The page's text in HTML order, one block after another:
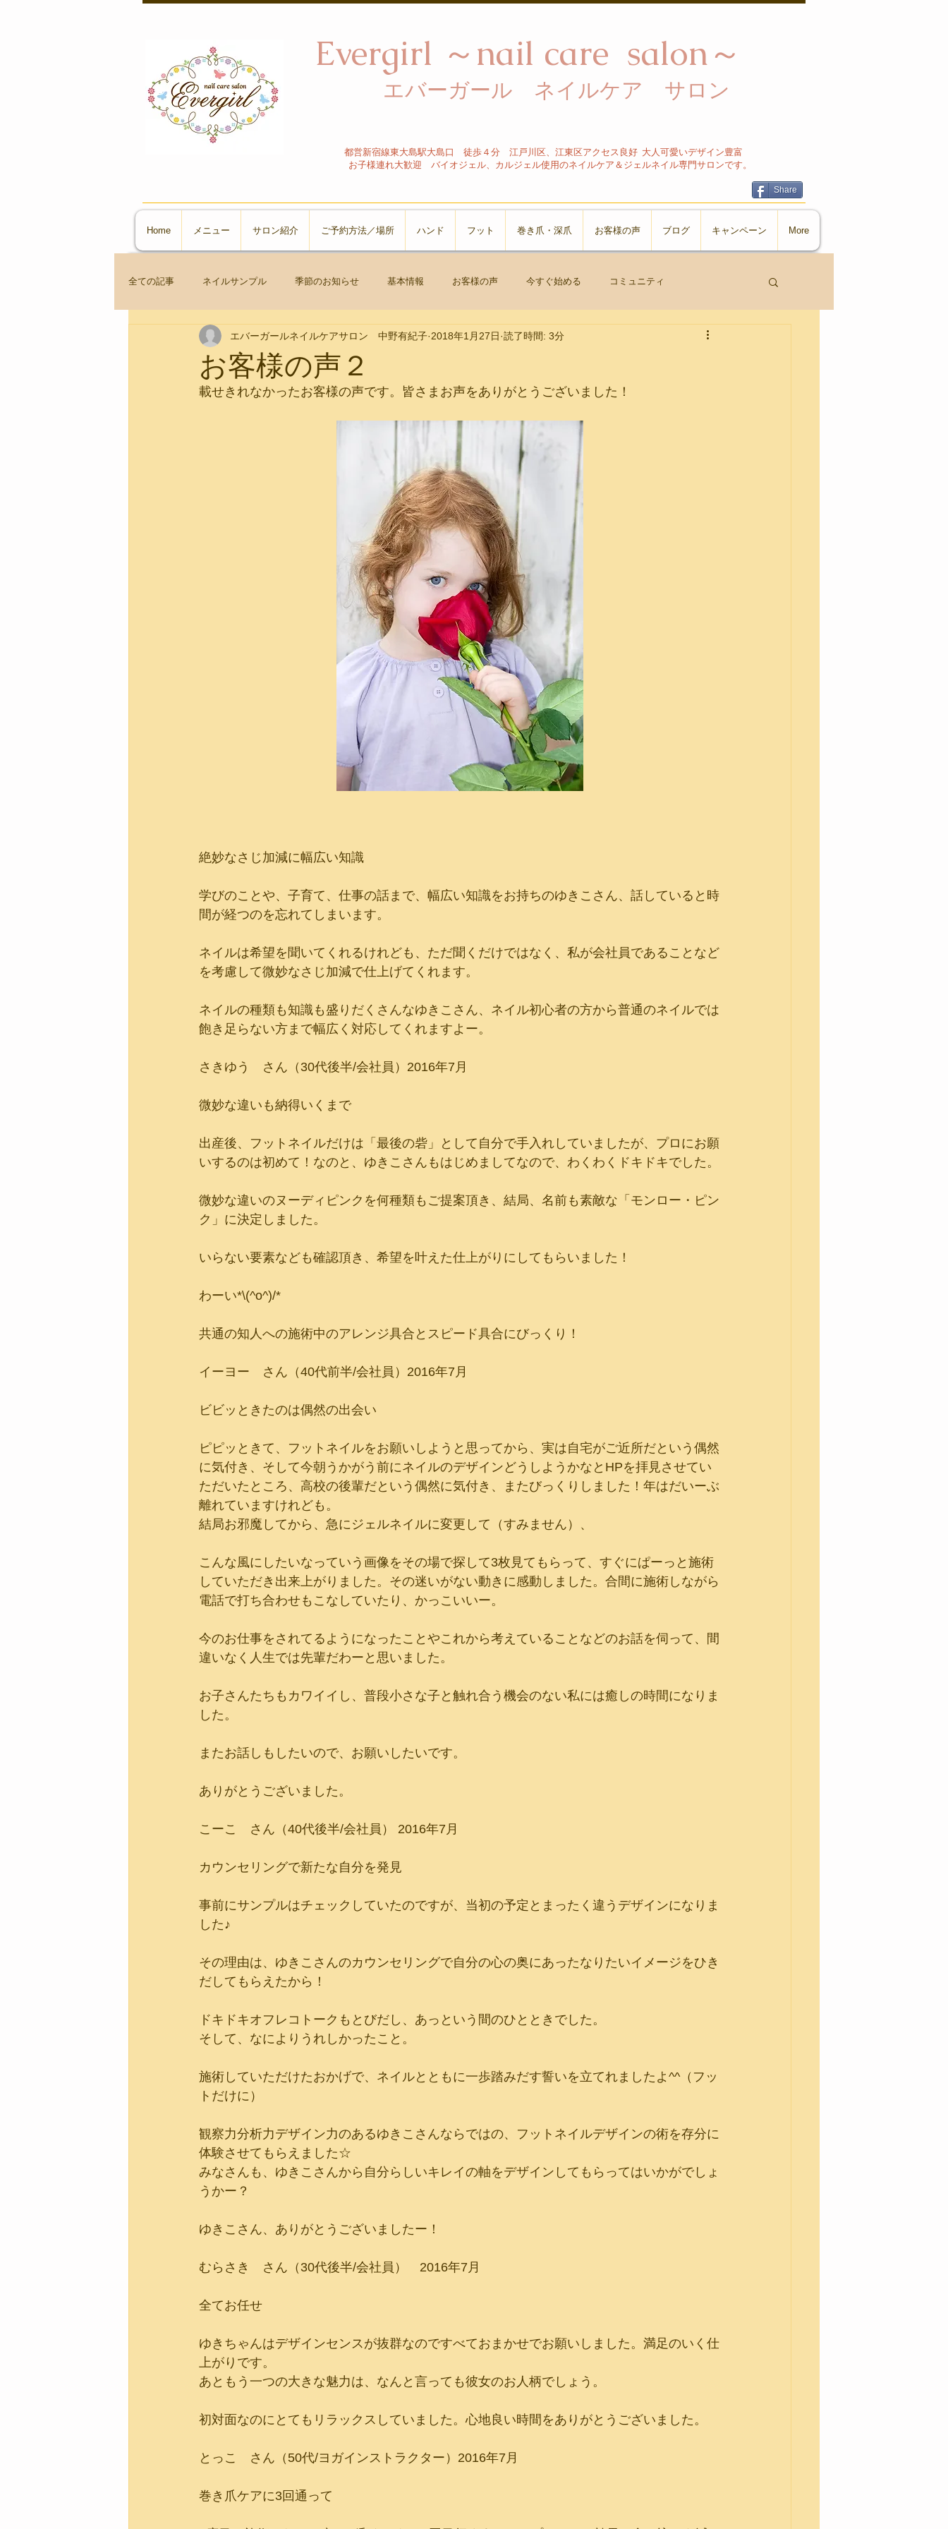
Evergirl ～nail care salon～
エバーガール ネイルケア サロン​
都営新宿線東大島駅大島口 徒歩４分 江戸川区、江東区アクセス良好 大人可愛いデザイン豊富
お子様連れ大歓迎 バイオジェル、カルジェル使用のネイルケア＆ジェルネイル専門サロンです。
Share
Home メニュー サロン紹介 ご予約方法／場所 ハンド フット 巻き爪・深爪 お客様の声 ブログ キャンペーン More
全ての記事 ネイルサンプル 季節のお知らせ 基本情報 お客様の声 今すぐ始める コミュニティ
ブログ作成のヒント
お客様の声２
エバーガールネイルケアサロン 中野有紀子 2018年1月27日 読了時間: 3分
載せきれなかったお客様の声です。皆さまお声をありがとうございました！
絶妙なさじ加減に幅広い知識
学びのことや、子育て、仕事の話まで、幅広い知識をお持ちのゆきこさん、話していると時
間が経つのを忘れてしまいます。
ネイルは希望を聞いてくれるけれども、ただ聞くだけではなく、私が会社員であることなど
を考慮して微妙なさじ加減で仕上げてくれます。
ネイルの種類も知識も盛りだくさんなゆきこさん、ネイル初心者の方から普通のネイルでは
飽き足らない方まで幅広く対応してくれますよー。
さきゆう　さん（30代後半/会社員）2016年7月
微妙な違いも納得いくまで
出産後、フットネイルだけは「最後の砦」として自分で手入れしていましたが、プロにお願
いするのは初めて！なのと、ゆきこさんもはじめましてなので、わくわくドキドキでした。
微妙な違いのヌーディピンクを何種類もご提案頂き、結局、名前も素敵な「モンロー・ピン
ク」に決定しました。
いらない要素なども確認頂き、希望を叶えた仕上がりにしてもらいました！
わーい*\(^o^)/*
共通の知人への施術中のアレンジ具合とスピード具合にびっくり！
イーヨー　さん（40代前半/会社員）2016年7月
ビビッときたのは偶然の出会い
ピピッときて、フットネイルをお願いしようと思ってから、実は自宅がご近所だという偶然
に気付き、そして今朝うかがう前にネイルのデザインどうしようかなとHPを拝見させてい
ただいたところ、高校の後輩だという偶然に気付き、またびっくりしました！年はだいーぶ
離れていますけれども。
結局お邪魔してから、急にジェルネイルに変更して（すみません）、
こんな風にしたいなっていう画像をその場で探して3枚見てもらって、すぐにぱーっと施術
していただき出来上がりました。その迷いがない動きに感動しました。合間に施術しながら
電話で打ち合わせもこなしていたり、かっこいいー。
今のお仕事をされてるようになったことやこれから考えていることなどのお話を伺って、間
違いなく人生では先輩だわーと思いました。
お子さんたちもカワイイし、普段小さな子と触れ合う機会のない私には癒しの時間になりま
した。
またお話しもしたいので、お願いしたいです。
ありがとうございました。
こーこ　さん（40代後半/会社員） 2016年7月
カウンセリングで新たな自分を発見
事前にサンプルはチェックしていたのですが、当初の予定とまったく違うデザインになりま
した♪
その理由は、ゆきこさんのカウンセリングで自分の心の奥にあったなりたいイメージをひき
だしてもらえたから！
ドキドキオフレコトークもとびだし、あっという間のひとときでした。
そして、なによりうれしかったこと。
施術していただけたおかげで、ネイルとともに一歩踏みだす誓いを立てれましたよ^^（フッ
トだけに）
観察力分析力デザイン力のあるゆきこさんならではの、フットネイルデザインの術を存分に
体験させてもらえました☆
みなさんも、ゆきこさんから自分らしいキレイの軸をデザインしてもらってはいかがでしょ
うかー？
ゆきこさん、ありがとうございましたー！
むらさき　さん（30代後半/会社員）　2016年7月
全てお任せ
ゆきちゃんはデザインセンスが抜群なのですべておまかせでお願いしました。満足のいく仕
上がりです。
あともう一つの大きな魅力は、なんと言っても彼女のお人柄でしょう。
初対面なのにとてもリラックスしていました。心地良い時間をありがとうございました。
とっこ　さん（50代/ヨガインストラクター）2016年7月
巻き爪ケアに3回通って